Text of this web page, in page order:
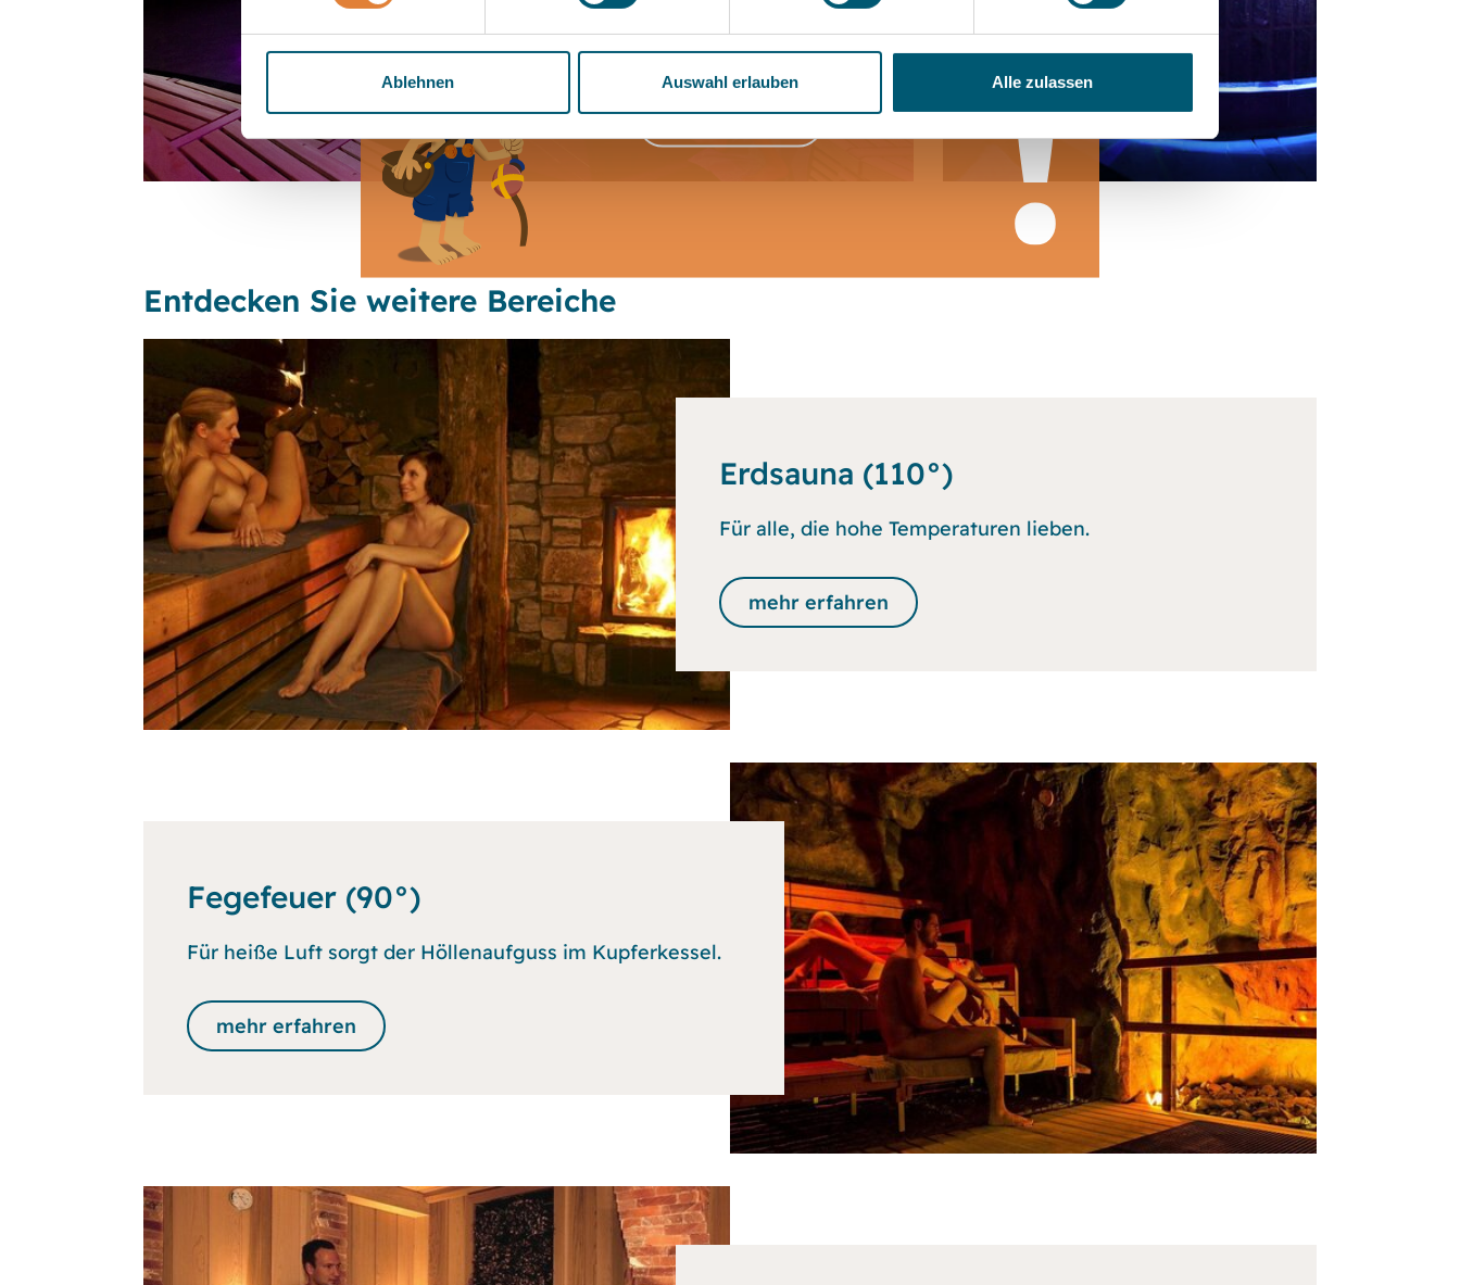
Ablehnen Auswahl erlauben Alle zulassen
zur Webseite
Entdecken Sie weitere Bereiche
Erdsauna (110°)
Für alle, die hohe Temperaturen lieben.
mehr erfahren
Fegefeuer (90°)
Für heiße Luft sorgt der Höllenaufguss im Kupferkessel.
mehr erfahren